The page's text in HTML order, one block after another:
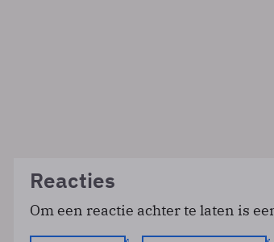
Reacties
Om een reactie achter te laten is